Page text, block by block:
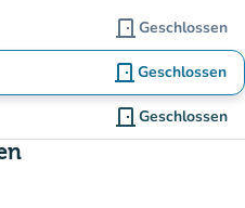
door_front Geschlossen
door_front Geschlossen
door_front Geschlossen